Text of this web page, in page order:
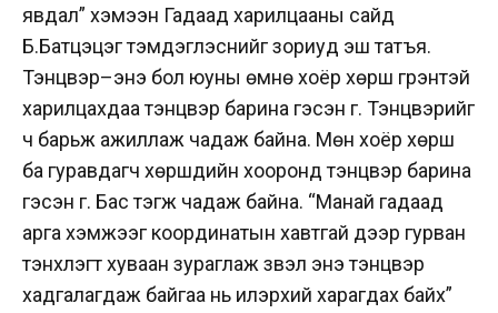
явдал” хэмээн Гадаад харилцааны сайд
Б.Батцэцэг тэмдэглэснийг зориуд эш татъя.
Тэнцвэр–энэ бол юуны өмнө хоёр хөрш гүрэнтэй
харилцахдаа тэнцвэр барина гэсэн үг. Тэнцвэрийг
ч барьж ажиллаж чадаж байна. Мөн хоёр хөрш
ба гуравдагч хөршүүдийн хооронд тэнцвэр барина
гэсэн үг. Бас тэгж чадаж байна. “Манай гадаад
арга хэмжээг координатын хавтгай дээр гурван
тэнхлэгт хуваан зураглаж үзвэл энэ тэнцвэр
хадгалагдаж байгаа нь илэрхий харагдах байх”